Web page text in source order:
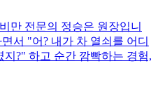
만 전문의 정승은 원장입니
서 "어? 내가 차 열쇠를 어디
?" 하고 순간 깜빡하는 경험,